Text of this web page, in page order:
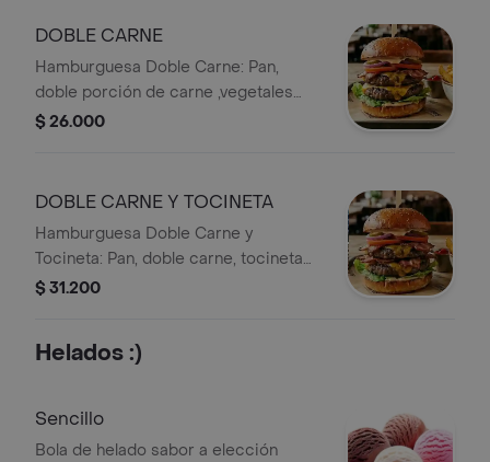
DOBLE CARNE
Hamburguesa Doble Carne: Pan,
doble porción de carne ,vegetales
frescos, jamón ahumado queso doble
$ 26.000
DOBLE CARNE Y TOCINETA
Hamburguesa Doble Carne y
Tocineta: Pan, doble carne, tocineta
,vegetales frescos, ripió papa
$ 31.200
Helados :)
Sencillo
Bola de helado sabor a elección